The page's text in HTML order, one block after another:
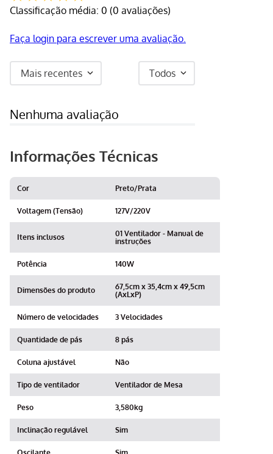
Classificação média: 0 (0 avaliações)
Faça login para escrever uma avaliação.
Mais recentes Todos
Nenhuma avaliação
Informações Técnicas
Cor Preto/Prata
Voltagem (Tensão) 127V/220V
Itens inclusos
01 Ventilador - Manual de
instruções
Potência 140W
Dimensões do produto
67,5cm x 35,4cm x 49,5cm
(AxLxP)
Número de velocidades 3 Velocidades
Quantidade de pás 8 pás
Coluna ajustável Não
Tipo de ventilador Ventilador de Mesa
Peso 3,580kg
Inclinação regulável Sim